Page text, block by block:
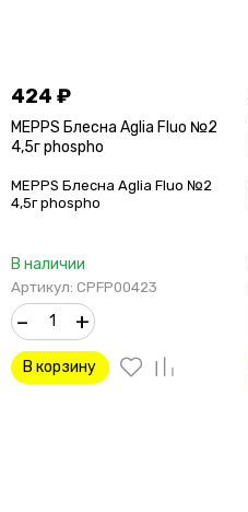
424 ₽
MEPPS Блесна Aglia Fluo №2
4,5г phospho
MEPPS Блесна Aglia Fluo №2
4,5г phospho
В наличии
Артикул: CPFP00423
– +
В корзину